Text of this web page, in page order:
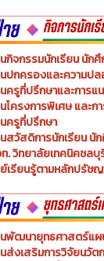
การศึกษาพิเศษและค
พัฒนาหลักสูตรสายเ
กิจกรรมนักเรียน นักศึก
ปกครองและความปล
ครูที่ปรึกษาและการแนะ
โครงการพิเศษ และก
สวัสดิการนักเรียน นั
. วิทยาลัยเทคนิคชลบุ
เรียนรู้ตามหลักปรัช